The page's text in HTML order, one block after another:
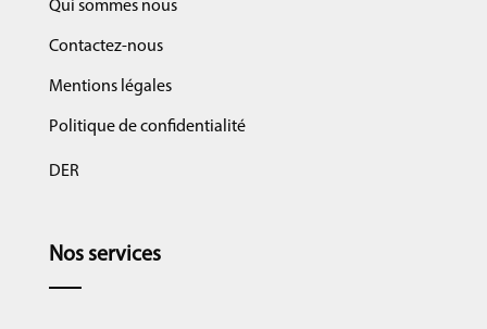
Qui sommes nous
Contactez-nous
Mentions légales
Politique de confidentialité
DER
Nos services